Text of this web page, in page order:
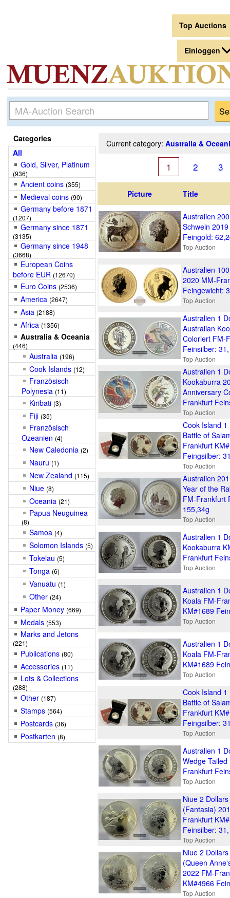
Top Auctions
Einloggen
Categories
All
Gold, Silver, Platinum
(936)
Ancient coins (355)
Medieval coins (90)
Germany before 1871
(1207)
Germany since 1871
(3135)
Germany since 1948
(3668)
European Coins
before EUR (12670)
Euro Coins (2536)
America (2647)
Asia (2188)
Africa (1356)
Australia & Oceania
(446)
Australia (196)
Cook Islands (12)
Französisch
Polynesia (11)
Kiribati (3)
Fiji (35)
Französisch
Ozeanien (4)
New Caledonia (2)
Nauru (1)
New Zealand (115)
Niue (8)
Oceania (21)
Papua Neuguinea
(8)
Samoa (4)
Solomon Islands (5)
Tokelau (5)
Tonga (6)
Vanuatu (1)
Other (24)
Paper Money (669)
Medals (553)
Marks and Jetons
(221)
Publications (80)
Accessories (11)
Lots & Collections
(288)
Other (187)
Stamps (564)
Postcards (36)
Postkarten (8)
Current category: Australia &
1 2 3
Picture Title
Australien
Schwein
Feingold:
Top Auction
Australien
2020 MM-
Feingewicht:
Top Auction
Australien 1
Australian
Coloriert FM-
Feinsilber:
Top Auction
Australien 1
Kookaburra
Anniversary
Frankfurt
Top Auction
Cook Island
Battle of
Frankfurt
Feingsilber:
Top Auction
Australien
Year of the
FM-Frankfurt
155,34g
Top Auction
Australien 1
Kookaburra
Frankfurt
Top Auction
Australien 1
Koala FM-
KM#1689
Top Auction
Australien 1
Koala FM-
KM#1689
Top Auction
Cook Island
Battle of
Frankfurt
Feingsilber:
Top Auction
Australien 1
Wedge
Frankfurt
Top Auction
Niue 2
(Fantasia)
Frankfurt
Feinsilber:
Top Auction
Niue 2
(Queen
2022 FM-
KM#4966
Top Auction